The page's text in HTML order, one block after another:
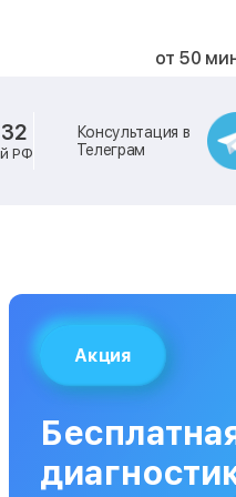
от 50
от 40 мин
от 40 мин
от 120
РФ
Консультация в
Телеграм
Акция